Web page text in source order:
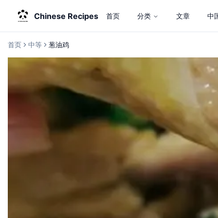
Chinese Recipes 首页 分类 文章 中
首页 中等 葱油鸡